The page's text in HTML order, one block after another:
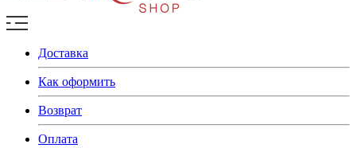
Доставка
Как оформить
Возврат
Оплата